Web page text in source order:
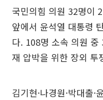
국민의힘 의원 32명이
앞에서 윤석열 대통령
다. 108명 소속 의원 중
재 압박을 위한 장외 투
김기현·나경원·박대출·